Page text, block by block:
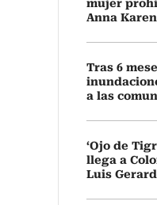
mujer
Anna
Tras 6
a las
‘Ojo de
llega a
Luis